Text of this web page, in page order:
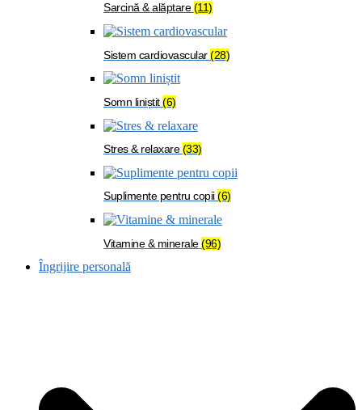
Sarcină & alăptare(11)
Sistem cardiovascular(28)
Somn liniștit(6)
Stres & relaxare(33)
Suplimente pentru copii(6)
Vitamine & minerale(96)
Îngrijire personală